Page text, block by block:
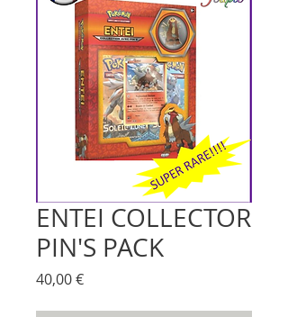
ENTEI COLLECTOR
PIN'S PACK
40,00 €Prix